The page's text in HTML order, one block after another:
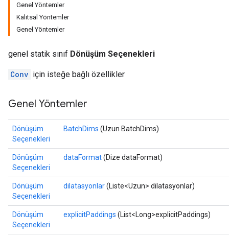
Genel Yöntemler
Kalıtsal Yöntemler
Genel Yöntemler
genel statik sınıf Dönüşüm Seçenekleri
Conv için isteğe bağlı özellikler
Genel Yöntemler
Dönüşüm
Seçenekleri
BatchDims (Uzun BatchDims)
Dönüşüm
Seçenekleri
dataFormat(Dize dataFormat)
Dönüşüm
Seçenekleri
dilatasyonlar(Liste<Uzun> dilatasyonlar)
Dönüşüm
Seçenekleri
explicitPaddings (List<Long>explicitPaddings)